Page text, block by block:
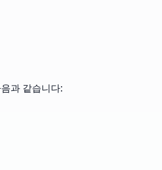
과 같습니다: